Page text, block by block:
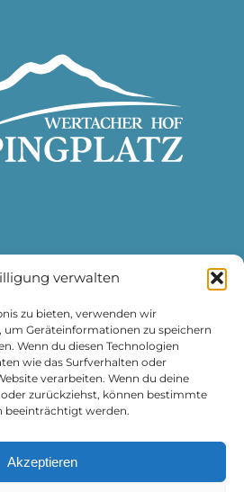
verwalten
zu bieten, verwenden wir
um Geräteinformationen zu speichern
Wenn du diesen Technologien
wie das Surfverhalten oder
verarbeiten. Wenn du deine
zurückziehst, können bestimmte
beeinträchtigt werden.
Akzeptieren
IMPRESSUM
Wertacher Hof
Oy-Mittelberg